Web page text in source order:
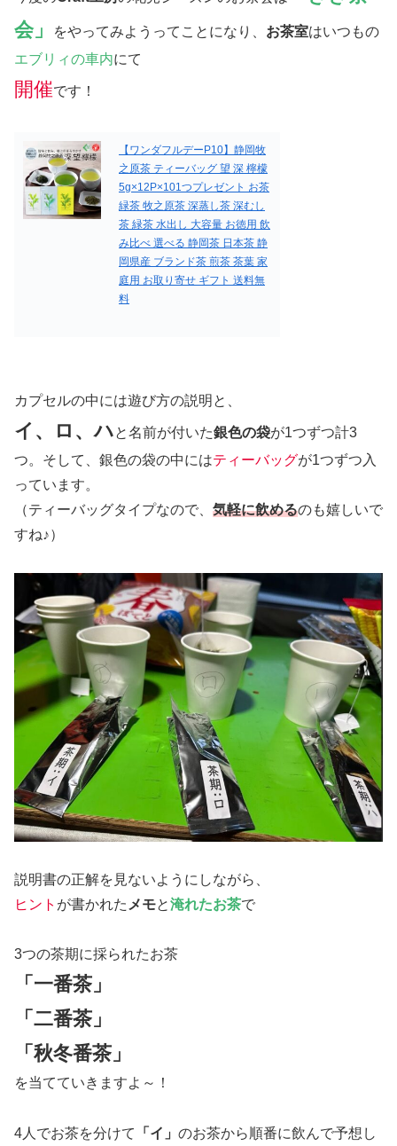
会」
をやってみようってことになり、 お茶室はいつもの
エブリィの車内にて
開催です！
【ワンダフルデーP10】静岡牧
之原茶 ティーバッグ 望 深 檸檬
5g×12P×101つプレゼント お茶
緑茶 牧之原茶 深蒸し茶 深むし
茶 緑茶 水出し 大容量 お徳用 飲
み比べ 選べる 静岡茶 日本茶 静
岡県産 ブランド茶 煎茶 茶葉 家
庭用 お取り寄せ ギフト 送料無
料
カプセルの中には遊び方の説明と、
イ、ロ、ハと名前が付いた銀色の袋が1つずつ計3
つ。そして、銀色の袋の中にはティーバッグが1つずつ入
っています。
（ティーバッグタイプなので、 気軽に飲めるのも嬉しいで
すね♪）
説明書の正解を見ないようにしながら、
ヒント が書かれた メモと淹れたお茶で
3つの茶期に採られたお茶
「一番茶」
「二番茶」
「秋冬番茶」
を当てていきますよ～！
4人でお茶を分けて 「イ」 のお茶から順番に飲んで予想し